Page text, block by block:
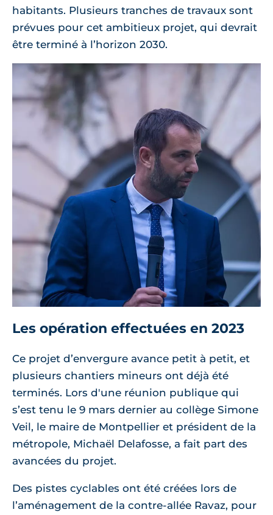
habitants. Plusieurs tranches de travaux sont
prévues pour cet ambitieux projet, qui devrait
être terminé à l’horizon 2030.
Les opération effectuées en 2023
Ce projet d’envergure avance petit à petit, et
plusieurs chantiers mineurs ont déjà été
terminés. Lors d'une réunion publique qui
s’est tenu le 9 mars dernier au collège Simone
Veil, le maire de Montpellier et président de la
métropole, Michaël Delafosse, a fait part des
avancées du projet.
Des pistes cyclables ont été créées lors de
l’aménagement de la contre-allée Ravaz, pour